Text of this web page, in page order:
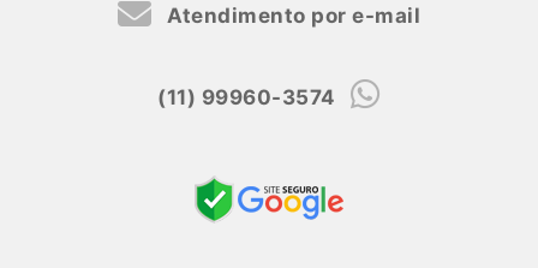
Atendimento por e-mail
(11) 99960-3574